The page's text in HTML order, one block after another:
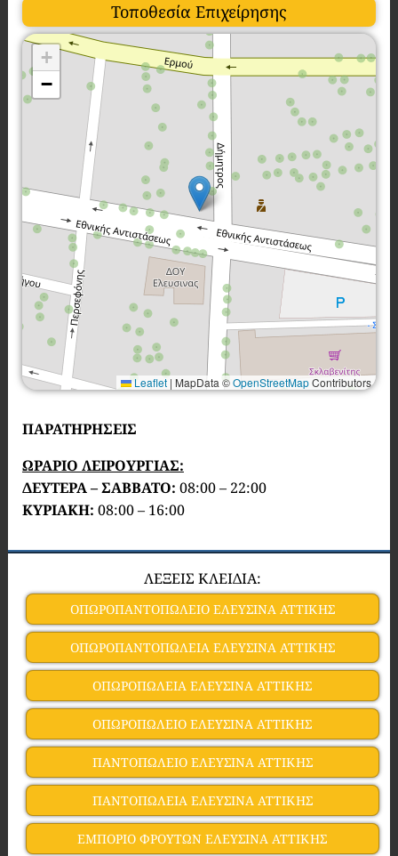
Τοποθεσία Επιχείρησης
+
−
Leaflet | MapData ©OpenStreetMapContributors
ΠΑΡΑΤΗΡΗΣΕΙΣ
ΩΡΑΡΙΟ ΛΕΙΡΟΥΡΓΙΑΣ:
ΔΕΥΤΕΡΑ – ΣΑΒΒΑΤΟ: 08:00 – 22:00
ΚΥΡΙΑΚΗ: 08:00 – 16:00
ΛΕΞΕΙΣ ΚΛΕΙΔΙΑ:
ΟΠΩΡΟΠΑΝΤΟΠΩΛΕΙΟ ΕΛΕΥΣΙΝΑ ΑΤΤΙΚΗΣ
ΟΠΩΡΟΠΑΝΤΟΠΩΛΕΙΑ ΕΛΕΥΣΙΝΑ ΑΤΤΙΚΗΣ
ΟΠΩΡΟΠΩΛΕΙΑ ΕΛΕΥΣΙΝΑ ΑΤΤΙΚΗΣ
ΟΠΩΡΟΠΩΛΕΙΟ ΕΛΕΥΣΙΝΑ ΑΤΤΙΚΗΣ
ΠΑΝΤΟΠΩΛΕΙΟ ΕΛΕΥΣΙΝΑ ΑΤΤΙΚΗΣ
ΠΑΝΤΟΠΩΛΕΙΑ ΕΛΕΥΣΙΝΑ ΑΤΤΙΚΗΣ
ΕΜΠΟΡΙΟ ΦΡΟΥΤΩΝ ΕΛΕΥΣΙΝΑ ΑΤΤΙΚΗΣ